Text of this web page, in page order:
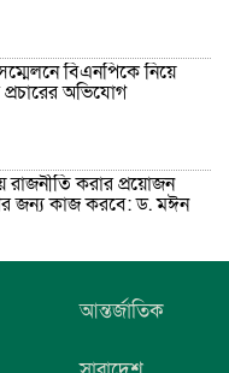
বিএনপিকে নিয়ে
প্রচারের অভিযোগ
রাজনীতি করার প্রয়োজন
জন্য কাজ করবে: ড. মঈন
পর মাইক্রোবাস চালকের
আন্তর্জাতিক